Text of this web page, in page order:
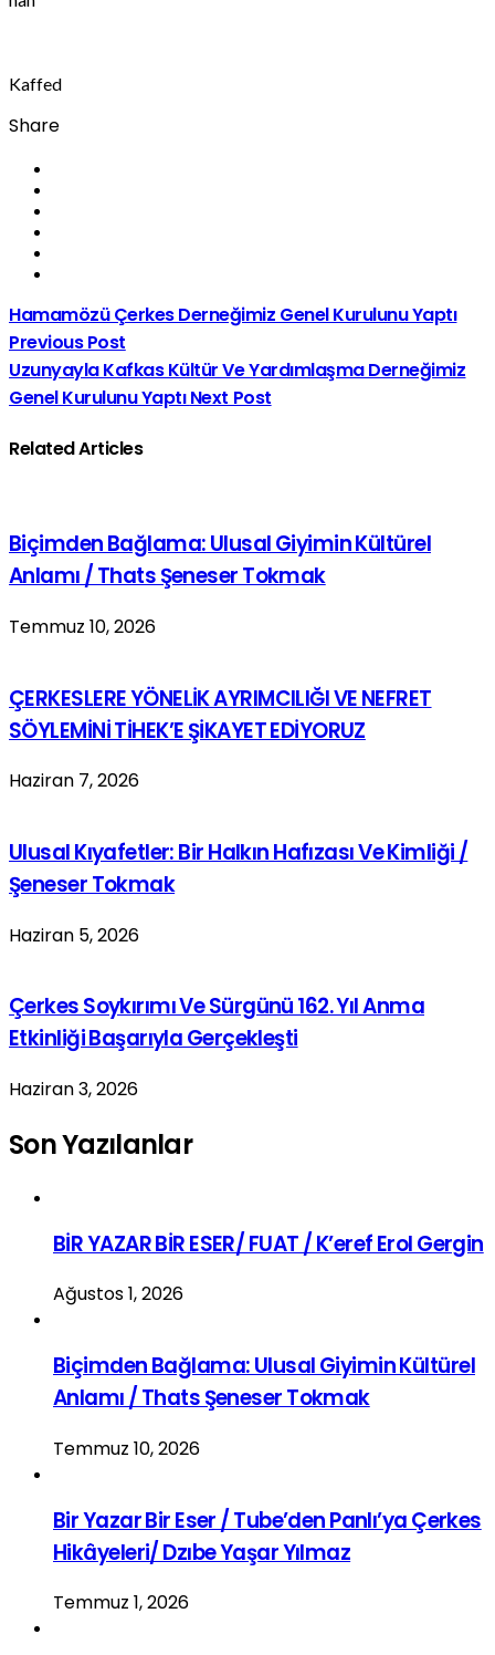
Kaffed
Share
Hamamözü Çerkes Derneğimiz Genel Kurulunu Yaptı
Previous Post
Uzunyayla Kafkas Kültür Ve Yardımlaşma Derneğimiz
Genel Kurulunu YaptıNext Post
Related Articles
Biçimden Bağlama: Ulusal Giyimin Kültürel
Anlamı / Thats Şeneser Tokmak
Temmuz 10, 2026
ÇERKESLERE YÖNELİK AYRIMCILIĞI VE NEFRET
SÖYLEMİNİ TİHEK’E ŞİKAYET EDİYORUZ
Haziran 7, 2026
Ulusal Kıyafetler: Bir Halkın Hafızası Ve Kimliği /
Şeneser Tokmak
Haziran 5, 2026
Çerkes Soykırımı Ve Sürgünü 162. Yıl Anma
Etkinliği Başarıyla Gerçekleşti
Haziran 3, 2026
Son Yazılanlar
BİR YAZAR BİR ESER/ FUAT / K’eref Erol Gergin
Ağustos 1, 2026
Biçimden Bağlama: Ulusal Giyimin Kültürel
Anlamı / Thats Şeneser Tokmak
Temmuz 10, 2026
Bir Yazar Bir Eser / Tube’den Panlı’ya Çerkes
Hikâyeleri/ Dzıbe Yaşar Yılmaz
Temmuz 1, 2026